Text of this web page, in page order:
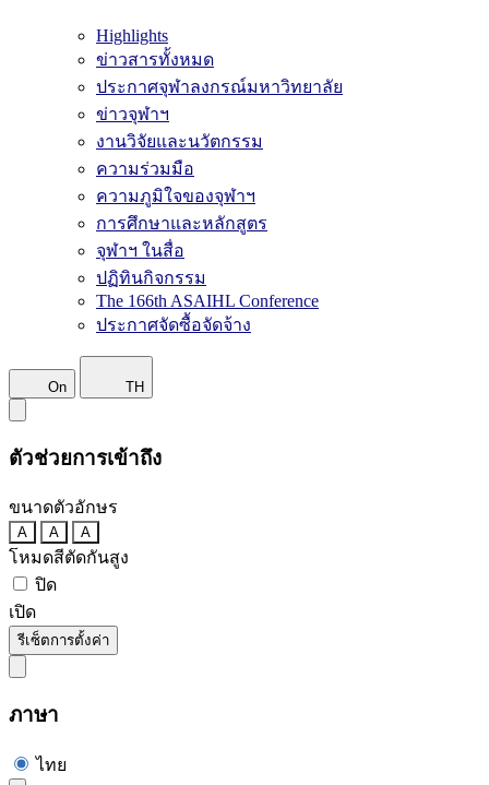
Highlights
ข่าวสารทั้งหมด
ประกาศจุฬาลงกรณ์มหาวิทยาลัย
ข่าวจุฬาฯ
งานวิจัยและนวัตกรรม
ความร่วมมือ
ความภูมิใจของจุฬาฯ
การศึกษาและหลักสูตร
จุฬาฯ ในสื่อ
ปฏิทินกิจกรรม
The 166th ASAIHL Conference
ประกาศจัดซื้อจัดจ้าง
On TH
ตัวช่วยการเข้าถึง
ขนาดตัวอักษร
A A A
โหมดสีตัดกันสูง
ปิด
เปิด
รีเซ็ตการตั้งค่า
ภาษา
ไทย